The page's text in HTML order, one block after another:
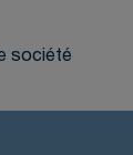
société